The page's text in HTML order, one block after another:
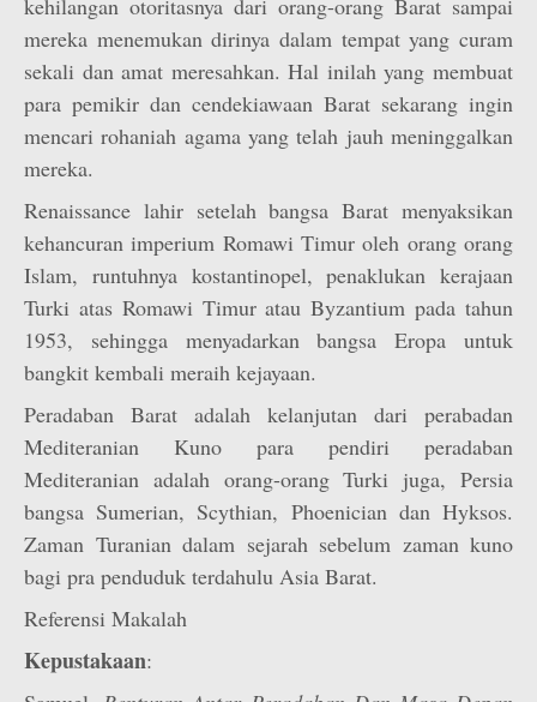
kehilangan otoritasnya dari orang-orang Barat sampai
mereka menemukan dirinya dalam tempat yang curam
sekali dan amat meresahkan. Hal inilah yang membuat
para pemikir dan cendekiawaan Barat sekarang ingin
mencari rohaniah agama yang telah jauh meninggalkan
mereka.
Renaissance lahir setelah bangsa Barat menyaksikan
kehancuran imperium Romawi Timur oleh orang orang
Islam, runtuhnya kostantinopel, penaklukan kerajaan
Turki atas Romawi Timur atau Byzantium pada tahun
1953, sehingga menyadarkan bangsa Eropa untuk
bangkit kembali meraih kejayaan.
Peradaban Barat adalah kelanjutan dari perabadan
Mediteranian Kuno para pendiri peradaban
Mediteranian adalah orang-orang Turki juga, Persia
bangsa Sumerian, Scythian, Phoenician dan Hyksos.
Zaman Turanian dalam sejarah sebelum zaman kuno
bagi pra penduduk terdahulu Asia Barat.
Referensi Makalah
Kepustakaan: